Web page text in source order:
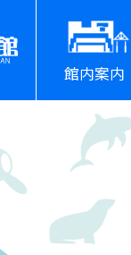
館内案内